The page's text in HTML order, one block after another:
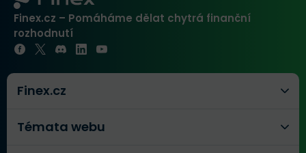
Finex.cz – Pomáháme dělat chytrá finanční
rozhodnutí
Finex.cz
Témata webu